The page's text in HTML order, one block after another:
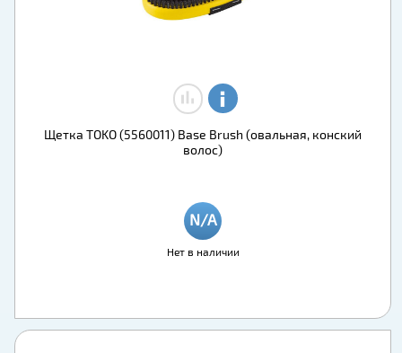
Щетка TOKO (5560011) Base Brush (овальная, конский
волос)
Нет в наличии